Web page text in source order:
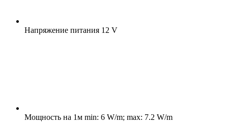
Напряжение питания 12 V
Мощность на 1м min: 6 W/m; max: 7.2 W/m